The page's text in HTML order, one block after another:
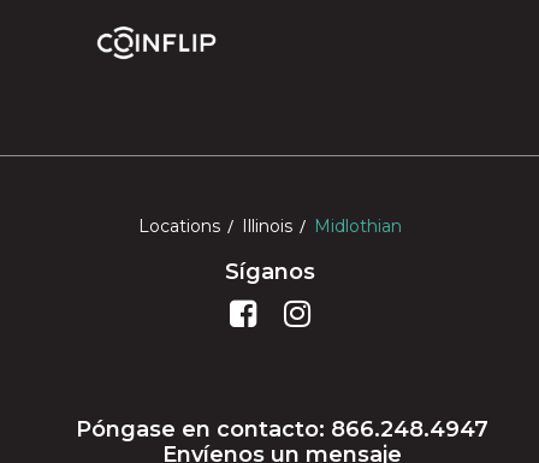
Locations Illinois Midlothian
Síganos
Póngase en contacto: 866.248.4947
Envíenos un mensaje